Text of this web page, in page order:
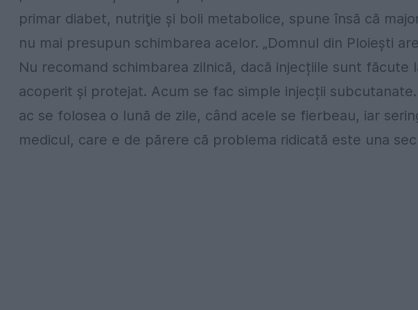
primar diabet, nutriţie şi boli metabolice, spune însă că
nu mai presupun schimbarea acelor. „Domnul din Ploiești
Nu recomand schimbarea zilnică, dacă injecțiile sunt făcute
acoperit și protejat. Acum se fac simple injecții
ac se folosea o lună de zile, când acele se fierbeau, iar
medicul, care e de părere că problema ridicată este una